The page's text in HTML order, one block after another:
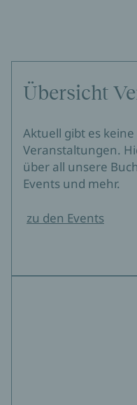
Übersicht
Aktuell gibt es
Veranstaltungen.
über all unsere
Events und mehr.
zu den Events